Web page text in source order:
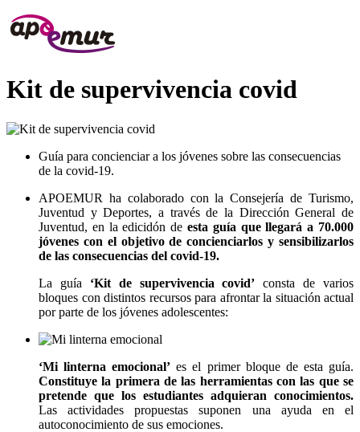
Kit de supervivencia covid
Guía para concienciar a los jóvenes sobre las consecuencias
de la covid-19.
APOEMUR ha colaborado con la Consejería de Turismo,
Juventud y Deportes, a través de la Dirección General de
Juventud, en la edicidón de esta guía que llegará a 70.000
jóvenes con el objetivo de concienciarlos y sensibilizarlos
de las consecuencias del covid-19.
La guía ‘Kit de supervivencia covid’ consta de varios
bloques con distintos recursos para afrontar la situación actual
por parte de los jóvenes adolescentes:
‘Mi linterna emocional’ es el primer bloque de esta guía.
Constituye la primera de las herramientas con las que se
pretende que los estudiantes adquieran conocimientos.
Las actividades propuestas suponen una ayuda en el
autoconocimiento de sus emociones.